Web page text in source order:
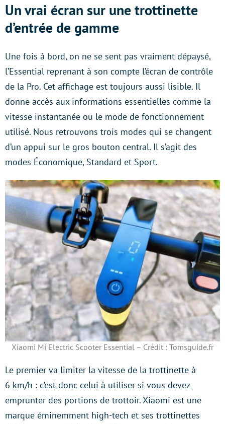
Un vrai écran sur une trottinette
d’entrée de gamme
Une fois à bord, on ne se sent pas vraiment dépaysé,
l’Essential reprenant à son compte l’écran de contrôle
de la Pro. Cet affichage est toujours aussi lisible. Il
donne accès aux informations essentielles comme la
vitesse instantanée ou le mode de fonctionnement
utilisé. Nous retrouvons trois modes qui se changent
d’un appui sur le gros bouton central. Il s’agit des
modes Économique, Standard et Sport.
Xiaomi Mi Electric Scooter Essential – Crédit : Tomsguide.fr
Le premier va limiter la vitesse de la trottinette à
6 km/h : c’est donc celui à utiliser si vous devez
emprunter des portions de trottoir. Xiaomi est une
marque éminemment high-tech et ses trottinettes